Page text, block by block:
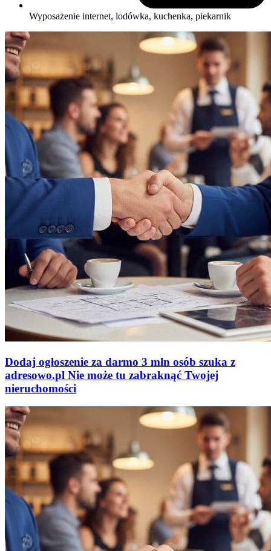
Wyposażenie internet, lodówka, kuchenka, piekarnik
Dodaj ogłoszenie za darmo 3 mln osób szuka z
adresowo.pl Nie może tu zabraknąć Twojej
nieruchomości